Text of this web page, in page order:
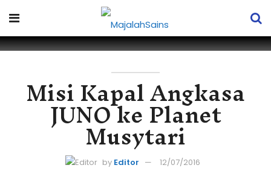
Misi Kapal Angkasa
JUNO ke Planet
Musytari
by Editor 12/07/2016